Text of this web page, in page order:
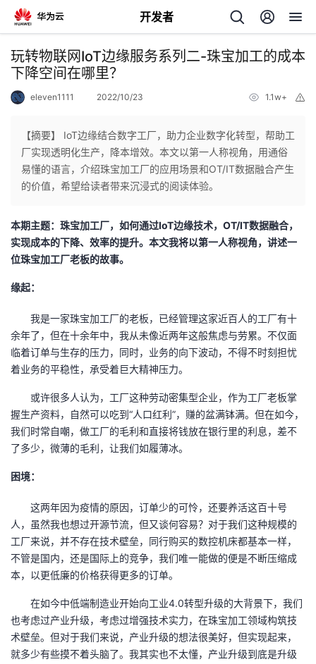
开发者
返
回
个
主
的
者
我
的
博
客
我
的
论
坛
我
的
圈
子
我
的
直
播
我
的
活
动
我
的
关
注
我
的
开
我
的
我
玩转物联网IoT边缘服务系列二-珠宝加工的成本
下降空间在哪里？
eleven1111 2022/10/23 1.1w+
【摘要】 IoT边缘结合数字工厂，助力企业数字化转型，帮助工
厂实现透明化生产，降本增效。本文以第一人称视角，用通俗
易懂的语言，介绍珠宝加工厂的应用场景和OT/IT数据融合产生
的价值，希望给读者带来沉浸式的阅读体验。
本期主题：珠宝加工厂，如何通过IoT边缘技术， OT/IT数据融合，
实现成本的下降、效率的提升。本文我将以第一人称视角，讲述一
位珠宝加工厂老板的故事。
缘起：
我是一家珠宝加工厂的老板，已经管理这家近百人的工厂有十
余年了，但在十余年中，我从未像近两年这般焦虑与劳累。不仅面
临着订单与生存的压力，同时，业务的向下波动，不得不时刻担忧
着业务的平稳性，承受着巨大精神压力。
或许很多人认为，工厂这种劳动密集型企业，作为工厂老板掌
握生产资料，自然可以吃到“人口红利”，赚的盆满钵满。但在如今，
我们时常自嘲，做工厂的毛利和直接将钱放在银行里的利息，差不
了多少，微薄的毛利，让我们如履薄冰。
困境：
这两年因为疫情的原因，订单少的可怜，还要养活这百十号
人，虽然我也想过开源节流，但又谈何容易？对于我们这种规模的
工厂来说，并不存在技术壁垒，同行购买的数控机床都基本一样，
不管是国内，还是国际上的竞争，我们唯一能做的便是不断压缩成
本，以更低廉的价格获得更多的订单。
在如今中低端制造业开始向工业4.0转型升级的大背景下，我们
也考虑过产业升级，考虑过增强技术实力，在珠宝加工领域构筑技
术壁垒。但对于我们来说，产业升级的想法很美好，但实现起来，
就多少有些摸不着头脑了。我其实也不太懂，产业升级到底是升级